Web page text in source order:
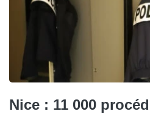
Nice : 11 000